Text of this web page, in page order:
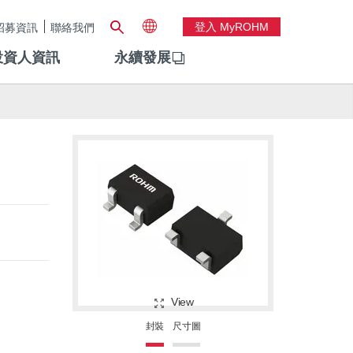
募資訊 聯絡我們 登入 MyROHM
人資訊 永續發展
View
封裝 尺寸圖